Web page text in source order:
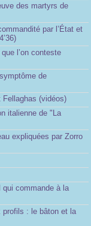
des martyrs de
par l’État et
l’on conteste
de
Fellaghas (vidéos)
italienne de "La
expliquées par Zorro
qui commande à la
profils : le bâton et la